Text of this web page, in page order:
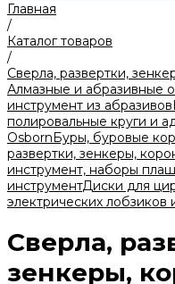
Главная
/
Каталог товаров
/
Сверла, развертки,
Алмазные и абразивные
инструмент из абразивов
полировальные круги и
OsbornБуры, буровые
развертки, зенкеры,
инструмент, наборы
инструментДиски для
электрических
Сверла,
зенкеры,